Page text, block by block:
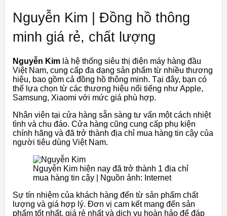
Nguyễn Kim | Đồng hồ thông
minh giá rẻ, chất lượng
Nguyễn Kim là hệ thống siêu thị điện máy hàng đầu
Việt Nam, cung cấp đa dạng sản phẩm từ nhiều thương
hiệu, bao gồm cả đồng hồ thông minh. Tại đây, bạn có
thể lựa chọn từ các thương hiệu nổi tiếng như Apple,
Samsung, Xiaomi với mức giá phù hợp.
Nhân viên tại cửa hàng sẵn sàng tư vấn một cách nhiệt
tình và chu đáo. Cửa hàng cũng cung cấp phụ kiện
chính hãng và đã trở thành địa chỉ mua hàng tin cậy của
người tiêu dùng Việt Nam.
Nguyễn Kim hiện nay đã trở thành 1 địa chỉ
mua hàng tin cậy | Nguồn ảnh: Internet
Sự tín nhiệm của khách hàng đến từ sản phẩm chất
lượng và giá hợp lý. Đơn vị cam kết mang đến sản
phẩm tốt nhất, giá rẻ nhất và dịch vụ hoàn hảo để đáp